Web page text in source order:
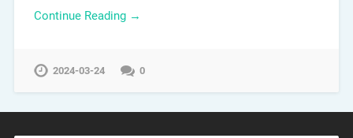
Continue Reading →
2024-03-24 0